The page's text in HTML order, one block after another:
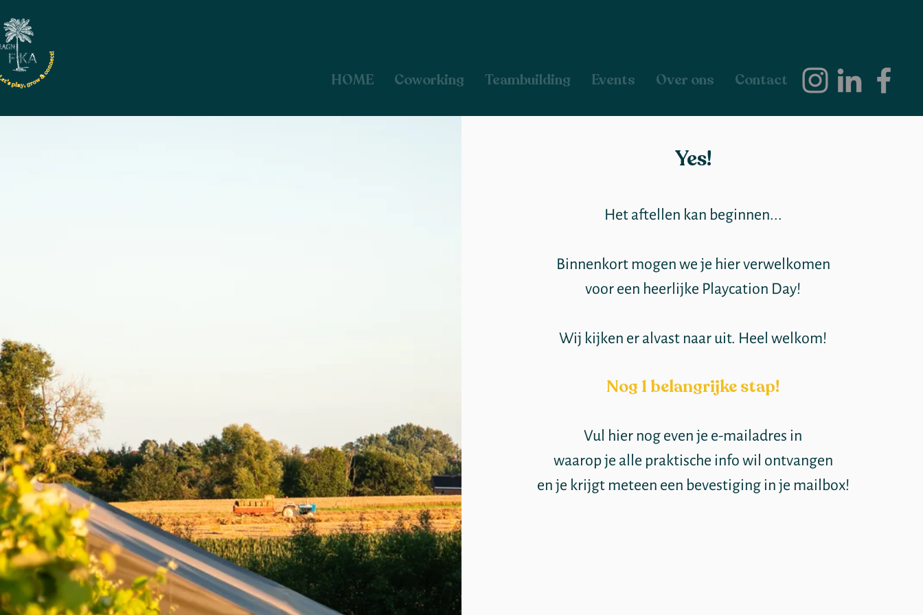
HOME Coworking Teambuilding Events Over ons Contact
Yes!
Het aftellen kan beginnen...
Binnenkort mogen we je hier verwelkomen
voor een heerlijke Playcation Day!
Wij kijken er alvast naar uit. Heel welkom!
Nog 1 belangrijke stap!
Vul hier nog even je e-mailadres in
waarop je alle praktische info wil ontvangen
en je krijgt meteen een bevestiging in je mailbox!